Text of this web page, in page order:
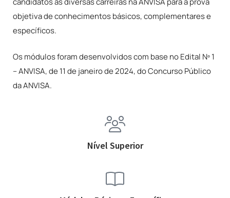
objetiva de conhecimentos básicos, complementares e
específicos.
Os módulos foram desenvolvidos com base no Edital Nº 1
– ANVISA, de 11 de janeiro de 2024, do Concurso Público
da ANVISA.
Nível Superior